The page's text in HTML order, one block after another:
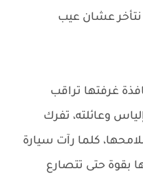
نتأخر عشان عيب
غرفتها تراقب
وعائلته، تفرك
كلما رآت سيارة
بقوة حتى تتصارع